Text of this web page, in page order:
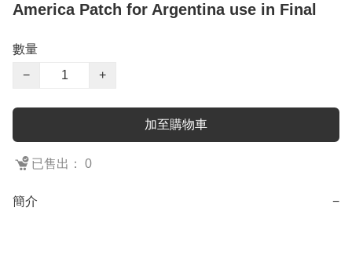
America Patch for Argentina use in Final
數量
−
+
加至購物車
已售出： 0
簡介 −